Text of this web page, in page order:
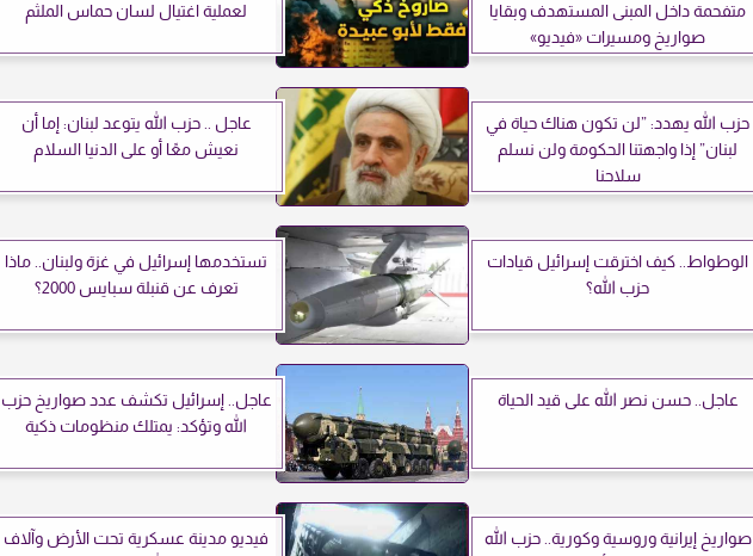
متفحمة داخل المبنى المستهدف وبقايا
صواريخ ومسيرات «فيديو»
لعملية اغتيال لسان حماس الملثم
حزب الله يهدد: ”لن تكون هناك حياة في
لبنان” إذا واجهتنا الحكومة ولن نسلم
سلاحنا
عاجل .. حزب الله يتوعد لبنان: إما أن
نعيش معًا أو على الدنيا السلام
الوطواط.. كيف اخترقت إسرائيل قيادات
حزب الله؟
تستخدمها إسرائيل في غزة ولبنان.. ماذا
تعرف عن قنبلة سبايس 2000؟
عاجل.. حسن نصر الله على قيد الحياة
عاجل.. إسرائيل تكشف عدد صواريخ حزب
الله وتؤكد: يمتلك منظومات ذكية
صواريخ إيرانية وروسية وكورية.. حزب الله
فيديو مدينة عسكرية تحت الأرض وآلاف